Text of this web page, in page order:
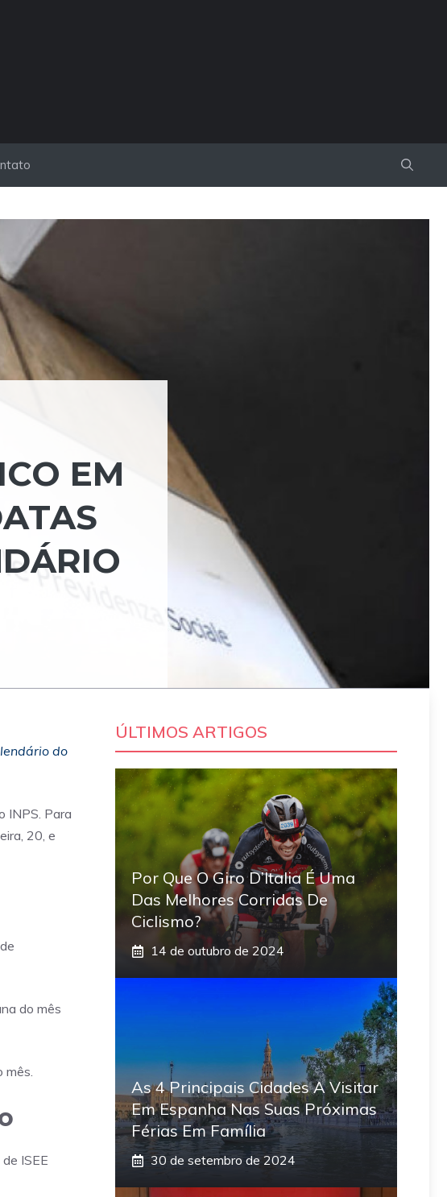
EM
do
INPS. Para
20, e
do mês
mês.
ISEE
ÚLTIMOS ARTIGOS
Por Que O Giro D’Italia É Uma
Das Melhores Corridas De
Ciclismo?
14 de outubro de 2024
As 4 Principais Cidades A Visitar
Em Espanha Nas Suas Próximas
Férias Em Família
30 de setembro de 2024